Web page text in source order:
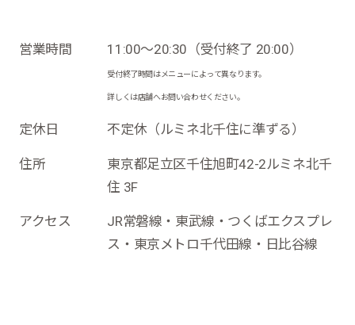
営業時間 11:00～20:30（受付終了 20:00）
受付終了時間はメニューによって異なります。
詳しくは店舗へお問い合わせください。
定休日 不定休（ルミネ北千住に準ずる）
住所
東京都足立区千住旭町42-2ルミネ北千
住 3F
アクセス
JR常磐線・東武線・つくばエクスプレ
ス・東京メトロ千代田線・日比谷線